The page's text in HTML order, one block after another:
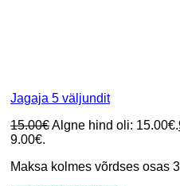
Jagaja 5 väljundit
15.00€Algne hind oli: 15.00€.
9.00€.
Maksa kolmes võrdses osas